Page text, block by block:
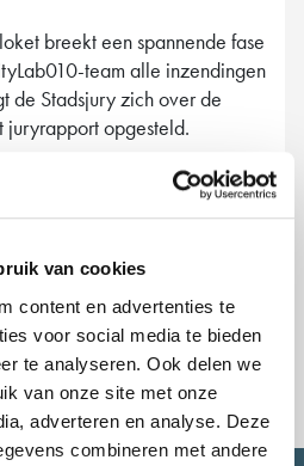
van cookies
content en advertenties te
voor social media te bieden
te analyseren. Ook delen we
van onze site met onze
adverteren en analyse. Deze
combineren met andere
breekt een spannende fase
team alle inzendingen
de Stadsjury zich over de
juryrapport opgesteld.
dan onze socials en agenda
voor de nieuwsbrief!Zo ben